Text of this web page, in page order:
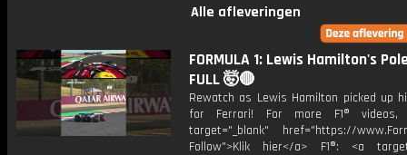
Alle afleveringen
FORMULA 1: Lewis Hamilton's
FULL 🤯🔴
Rewatch as Lewis Hamilton picked up
for Ferrari! For more F1®
target="_blank" href="https://
Follow">Klik hier</a> F1®: <a